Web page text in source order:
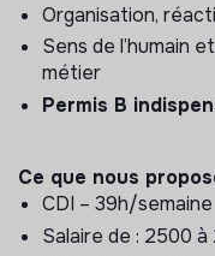
Pilotage des
Organiser,
prestations auprès
Gestion
Assurer la gestion
communication de
Organisation,
Sens de l’humain
métier
Permis B
Ce que nous
CDI – 39h/semaine
Salaire de : 2500